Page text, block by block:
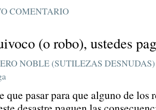
COMENTARIO
(o robo), ustedes
NOBLE (SUTILEZAS DESNUDAS)
que pasar para que alguno de los